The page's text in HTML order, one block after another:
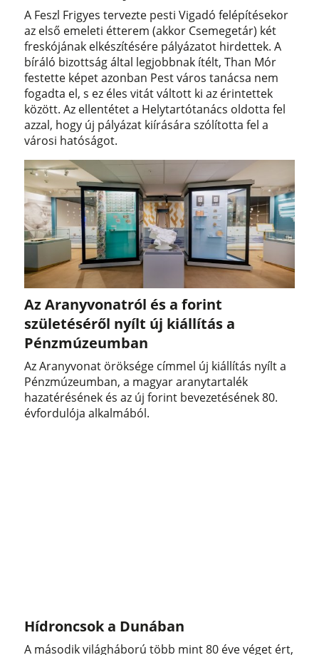
A Feszl Frigyes tervezte pesti Vigadó felépítésekor
az első emeleti étterem (akkor Csemegetár) két
freskójának elkészítésére pályázatot hirdettek. A
bíráló bizottság által legjobbnak ítélt, Than Mór
festette képet azonban Pest város tanácsa nem
fogadta el, s ez éles vitát váltott ki az érintettek
között. Az ellentétet a Helytartótanács oldotta fel
azzal, hogy új pályázat kiírására szólította fel a
városi hatóságot.
Az Aranyvonatról és a forint
születéséről nyílt új kiállítás a
Pénzmúzeumban
Az Aranyvonat öröksége címmel új kiállítás nyílt a
Pénzmúzeumban, a magyar aranytartalék
hazatérésének és az új forint bevezetésének 80.
évfordulója alkalmából.
Hídroncsok a Dunában
A második világháború több mint 80 éve véget ért,